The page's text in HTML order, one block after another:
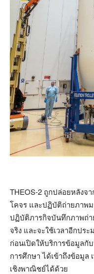
THEOS-2 ถูกปล่อยหลังจา
โคจร และปฏิบัติถ่ายภาพ
ปฏิบัติภารกิจบันทึกภาพถ่า
จริง และจะใช้เวลาอีกปร
ก่อนเปิดให้บริการข้อมูลกั
การศึกษา ได้เข้าถึงข้อมูล
เชิงพาณิชย์ได้ด้วย